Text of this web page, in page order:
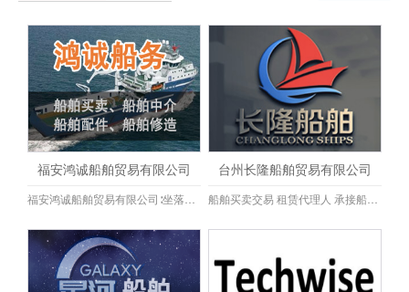
福安鸿诚船舶贸易有限公司 台州长隆船舶贸易有限公司
船舶买卖交易 租赁代理人 承接船舶订造